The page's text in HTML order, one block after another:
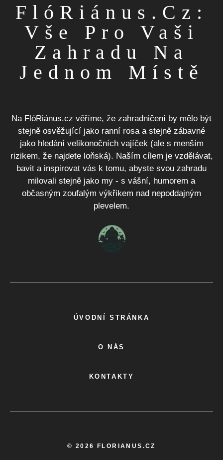
FlóRiánus.cz:
Vše Pro Vaši
Zahradu Na
Jednom Místě
Na FlóRiánus.cz věříme, že zahradničení by mělo být
stejně osvěžující jako ranní rosa a stejně zábavné
jako hledání velikonočních vajíček (ale s menším
rizikem, že najdete loňská). Naším cílem je vzdělávat,
bavit a inspirovat vás k tomu, abyste svou zahradu
milovali stejně jako my - s vášní, humorem a
občasným zoufalým výkřikem nad nepoddajným
plevelem.
ÚVODNÍ STRÁNKA
O NÁS
KONTAKTY
© 2026 FLORIANUS.CZ